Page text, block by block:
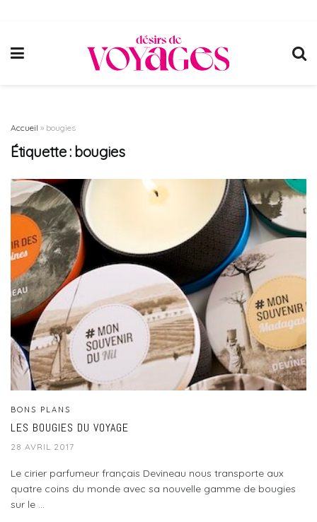
Accueil » bougies
Étiquette : bougies
BONS PLANS
LES BOUGIES DU VOYAGE
28 AVRIL 2017
Le cirier parfumeur français Devineau nous transporte aux
quatre coins du monde avec sa nouvelle gamme de bougies
sur le ...